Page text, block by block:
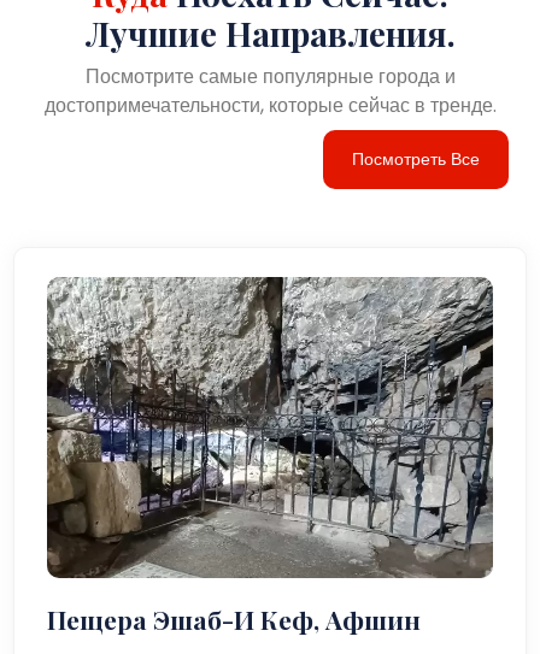
Лучшие Направления.
Посмотрите самые популярные города и
достопримечательности, которые сейчас в тренде.
Посмотреть Все
Пещера Эшаб-И Кеф, Афшин